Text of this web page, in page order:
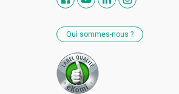
Qui sommes-nous ?